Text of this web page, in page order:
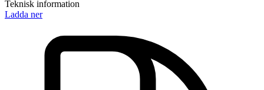
Teknisk information
Ladda ner